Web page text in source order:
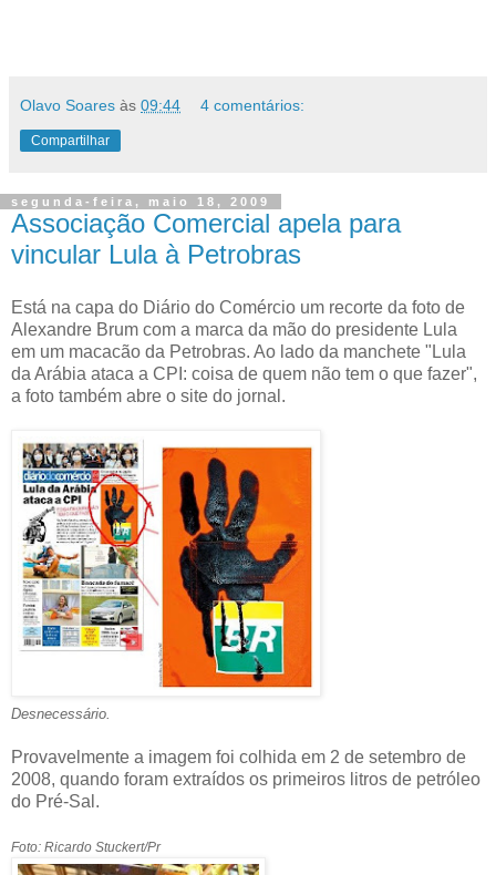
Olavo Soares às 09:44 4 comentários:
Compartilhar
segunda-feira, maio 18, 2009
Associação Comercial apela para
vincular Lula à Petrobras
Está na capa do Diário do Comércio um recorte da foto de
Alexandre Brum com a marca da mão do presidente Lula
em um macacão da Petrobras. Ao lado da manchete "Lula
da Arábia ataca a CPI: coisa de quem não tem o que fazer",
a foto também abre o site do jornal.
Desnecessário.
Provavelmente a imagem foi colhida em 2 de setembro de
2008, quando foram extraídos os primeiros litros de petróleo
do Pré-Sal.
Foto: Ricardo Stuckert/Pr